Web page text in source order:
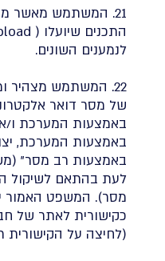
21. המשתמש מאשר
לנמענים השונים.
22. המשתמש מצהיר
של מסר דואר
באמצעות המערכת ו/
באמצעות המערכת,
באמצעות רב מסר"
לעת בהתאם לשיקול
מסר). המשפט האמור
כקישורית לאתר של
(לחיצה על